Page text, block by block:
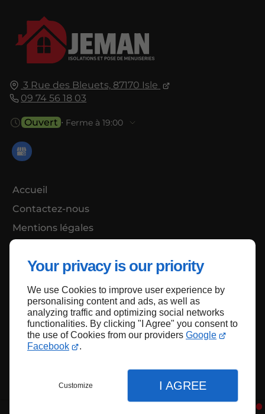
Your privacy is our priority
We use Cookies to improve user experience by
personalising content and ads, as well as
analyzing traffic and optimizing social networks
functionalities. By clicking "I Agree" you consent to
the use of Cookies from our providers Google
Facebook
.
Customize I AGREE
3 Rue des Bleuets, 87170 Isle
09 74 56 18 03
Ouvert ⋅ Ferme à 19:00
Accueil
Contactez-nous
Mentions légales
Haut de page